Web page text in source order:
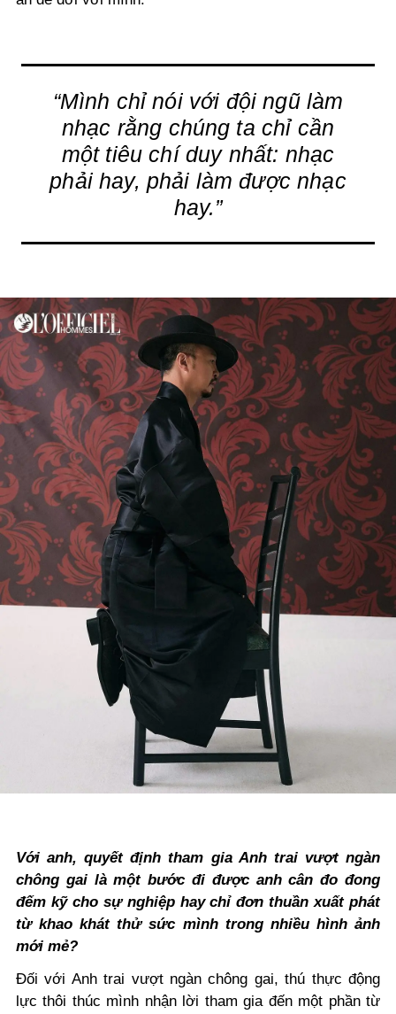
“Mình chỉ nói với đội ngũ làm
nhạc rằng chúng ta chỉ cần
một tiêu chí duy nhất: nhạc
phải hay, phải làm được nhạc
hay.”
Với anh, quyết định tham gia Anh trai vượt ngàn
chông gai là một bước đi được anh cân đo đong
đếm kỹ cho sự nghiệp hay chỉ đơn thuần xuất phát
từ khao khát thử sức mình trong nhiều hình ảnh
mới mẻ?
Đối với Anh trai vượt ngàn chông gai, thú thực động
lực thôi thúc mình nhận lời tham gia đến một phần từ